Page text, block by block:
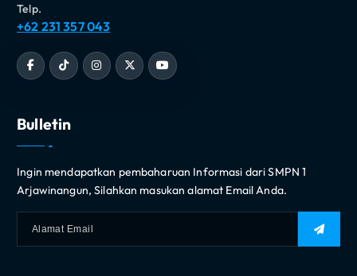
Telp.
+62 231 357 043
Bulletin
Ingin mendapatkan pembaharuan Informasi dari SMPN 1
Arjawinangun, Silahkan masukan alamat Email Anda.